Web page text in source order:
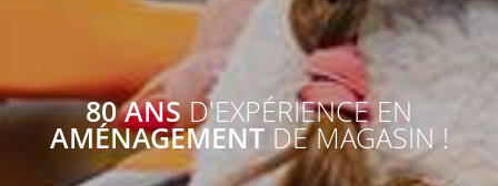
80 ANSD'EXPÉRIENCE EN
AMÉNAGEMENT DE MAGASIN !